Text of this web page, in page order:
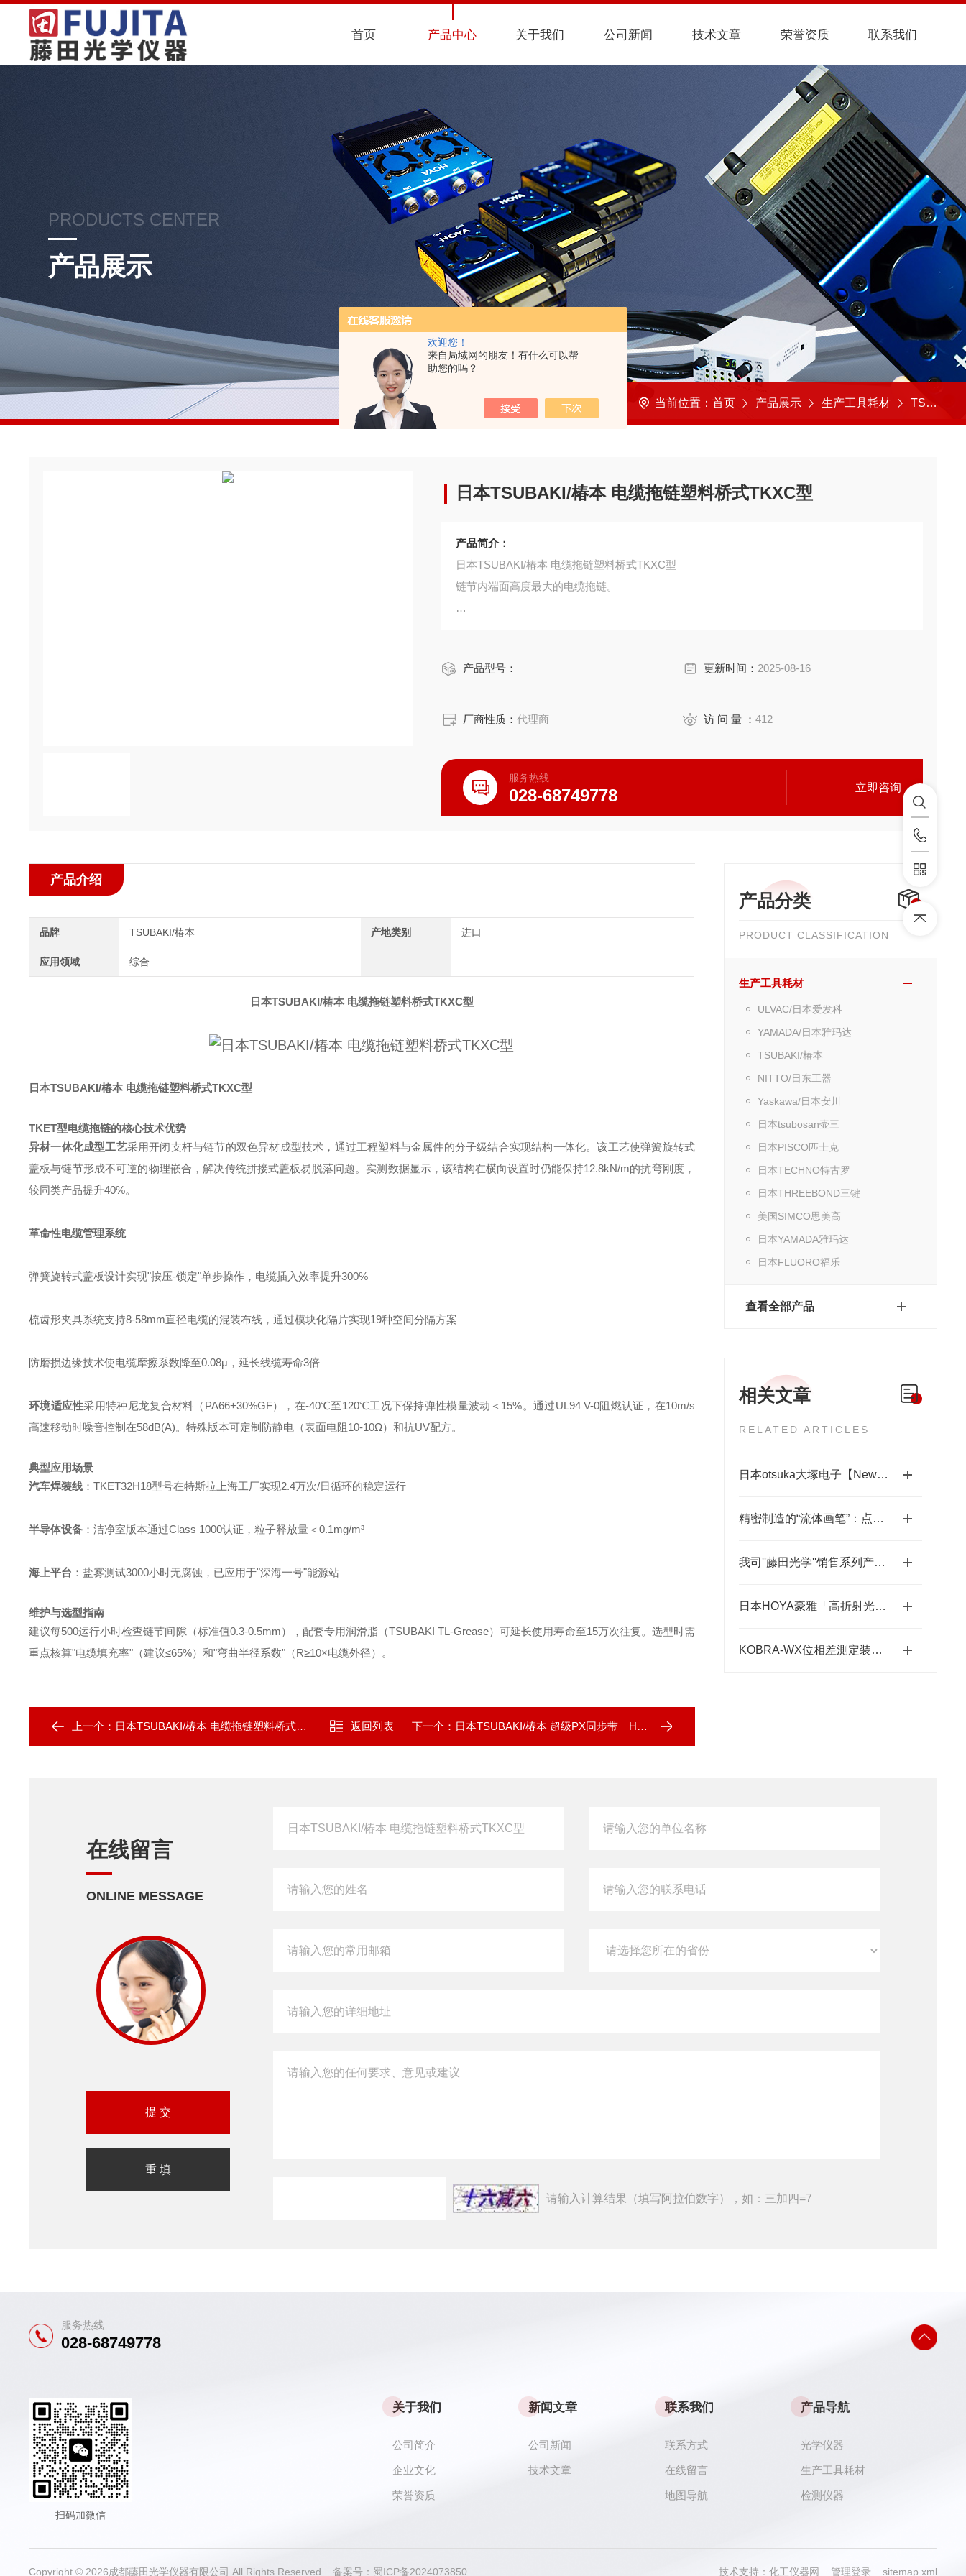
欢迎您！
来自局域网的朋友！有什么可以帮
助您的吗？
首页 产品中心 关于我们 公司新闻 技术文章 荣誉资质 联系我们
PRODUCTS CENTER
产品展示
当前位置： 首页 产品展示 生产工具耗材 TSUBAKI/椿本
日本TSUBAKI/椿本 电缆拖链塑料桥式TKXC型
产品简介：
日本TSUBAKI/椿本 电缆拖链塑料桥式TKXC型
链节内端面高度最大的电缆拖链。
・符合RoHS指令产品
产品型号： 更新时间： 2025-08-16
厂商性质：代理商 访 问 量 ：412
服务热线
028-68749778 立即咨询
产品分类
PRODUCT CLASSIFICATION
生产工具耗材
ULVAC/日本爱发科
YAMADA/日本雅玛达
TSUBAKI/椿本
NITTO/日东工器
Yaskawa/日本安川
日本tsubosan壶三
日本PISCO匹士克
日本TECHNO特古罗
日本THREEBOND三键
美国SIMCO思美高
日本YAMADA雅玛达
日本FLUORO福乐
查看全部产品
相关文章
RELATED ARTICLES
日本otsuka大塚电子【New】RETS-100nx相位差测量装置
精密制造的“流体画笔”：点胶机技术全景解析
我司''藤田光学''销售系列产品成为日本MUSASHI武蔵新的代理店
日本HOYA豪雅「高折射光学引擎」—2.0超高清折射率-总代理藤田光学
KOBRA-WX位相差測定装置：高精度光学相位测量的关键技术解析
产品介绍
品牌 TSUBAKI/椿本 产地类别 进口
应用领域 综合
日本TSUBAKI/椿本 电缆拖链塑料桥式TKXC型
日本TSUBAKI/椿本 电缆拖链塑料桥式TKXC型
TKET型电缆拖链的核心技术优势
异材一体化成型工艺采用开闭支杆与链节的双色异材成型技术，通过工程塑料与金属件的分子级结合实现结构一体化。该工艺使弹簧旋转式
盖板与链节形成不可逆的物理嵌合，解决传统拼接式盖板易脱落问题。实测数据显示，该结构在横向设置时仍能保持12.8kN/m的抗弯刚度，
较同类产品提升40%。
革命性电缆管理系统
弹簧旋转式盖板设计实现"按压-锁定"单步操作，电缆插入效率提升300%
梳齿形夹具系统支持8-58mm直径电缆的混装布线，通过模块化隔片实现19种空间分隔方案
防磨损边缘技术使电缆摩擦系数降至0.08μ，延长线缆寿命3倍
环境适应性采用特种尼龙复合材料（PA66+30%GF），在-40℃至120℃工况下保持弹性模量波动＜15%。通过UL94 V-0阻燃认证，在10m/s
高速移动时噪音控制在58dB(A)。特殊版本可定制防静电（表面电阻10-10Ω）和抗UV配方。
典型应用场景
汽车焊装线 ：TKET32H18型号在特斯拉上海工厂实现2.4万次/日循环的稳定运行
半导体设备 ：洁净室版本通过Class 1000认证，粒子释放量＜0.1mg/m³
海上平台 ：盐雾测试3000小时无腐蚀，已应用于"深海一号"能源站
维护与选型指南
建议每500运行小时检查链节间隙（标准值0.3-0.5mm），配套专用润滑脂（TSUBAKI TL-Grease）可延长使用寿命至15万次往复。选型时需
重点核算"电缆填充率"（建议≤65%）和"弯曲半径系数"（R≥10×电缆外径）。
上一个： 日本TSUBAKI/椿本 电缆拖链塑料桥式TKET型 返回列表 下一个： 日本TSUBAKI/椿本 超级PX同步带 HC规格
在线留言
ONLINE MESSAGE
请输入计算结果（填写阿拉伯数字），如：三加四=7
服务热线
028-68749778
扫码加微信
关于我们
公司简介
企业文化
荣誉资质
新闻文章
公司新闻
技术文章
联系我们
联系方式
在线留言
地图导航
产品导航
光学仪器
生产工具耗材
检测仪器
Copyright © 2026成都藤田光学仪器有限公司 All Rights Reserved 备案号：蜀ICP备2024073850 技术支持： 化工仪器网 管理登录 sitemap.xml